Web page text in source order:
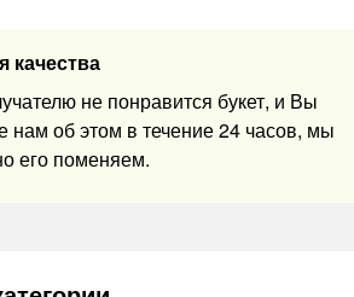
качества
не понравится букет, и Вы
нам об этом в течение 24 часов, мы
его поменяем.